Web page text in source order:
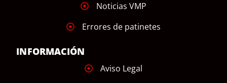
Noticias VMP
Errores de patinetes
INFORMACIÓN
Aviso Legal